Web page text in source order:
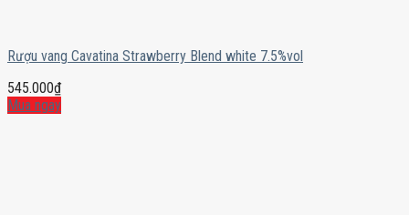
Rượu vang Cavatina Strawberry Blend white 7.5%vol
545.000₫
Mua ngay